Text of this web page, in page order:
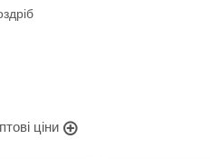
ціни